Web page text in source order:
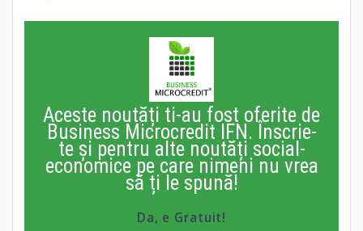
Aceste noutăți ti-au fost oferite de
Business Microcredit IFN. Înscrie-
te și pentru alte noutăți social-
economice pe care nimeni nu vrea
să ți le spună!
Da, e Gratuit!